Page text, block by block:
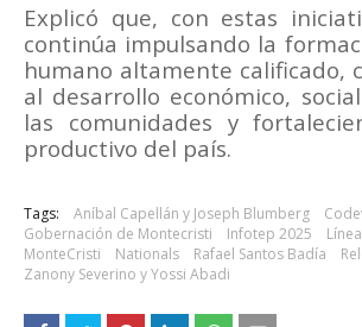
Explicó que, con estas
continúa impulsando la
humano altamente calificado,
al desarrollo económico,
las comunidades y
productivo del país.
Tags: Aníbal Capellán y Joseph Blumberg
Gobernación de Montecristi
Infotep 2025
MonteCristi
Nationals Rafael Santos Badía
Zanony Severino y Yossi Abadi